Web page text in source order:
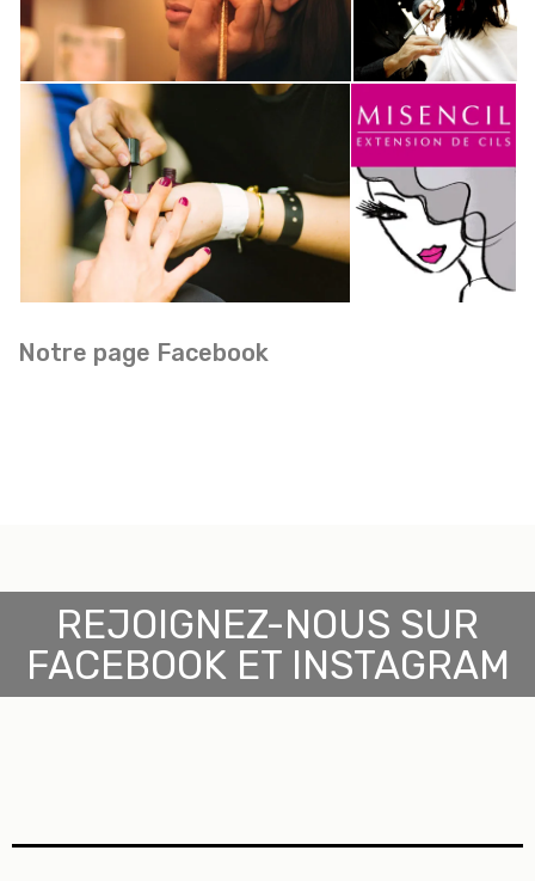
Notre page Facebook
REJOIGNEZ-NOUS SUR
FACEBOOK ET INSTAGRAM